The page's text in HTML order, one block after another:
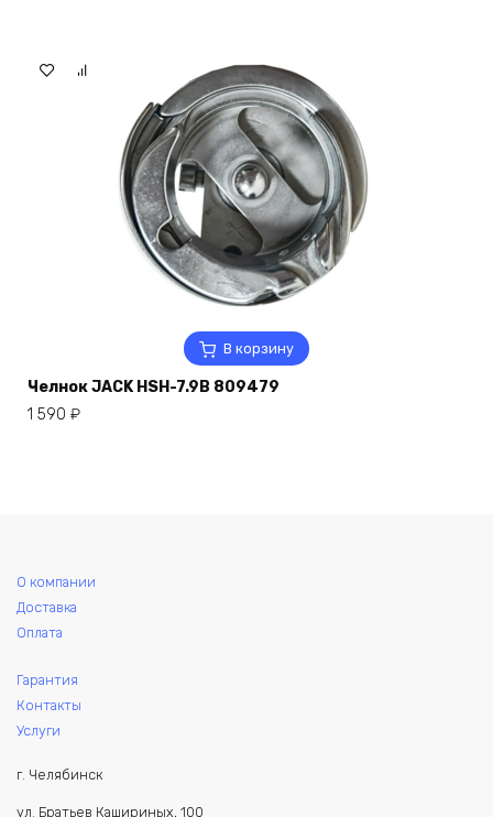
В корзину
Челнок JACK HSH-7.9B 809479
1 590 ₽
О компании
Доставка
Оплата
Гарантия
Контакты
Услуги
г. Челябинск
ул. Братьев Кашириных, 100